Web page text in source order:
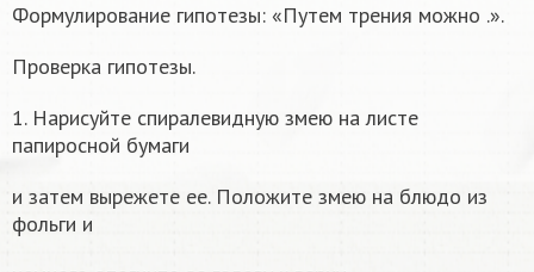
Формулирование гипотезы: «Путем трения можно .».
Проверка гипотезы.
1. Нарисуйте спиралевидную змею на листе
папиросной бумаги
и затем вырежете ее. Положите змею на блюдо из
фольги и